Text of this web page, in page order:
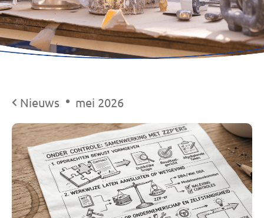
Nieuws mei 2026